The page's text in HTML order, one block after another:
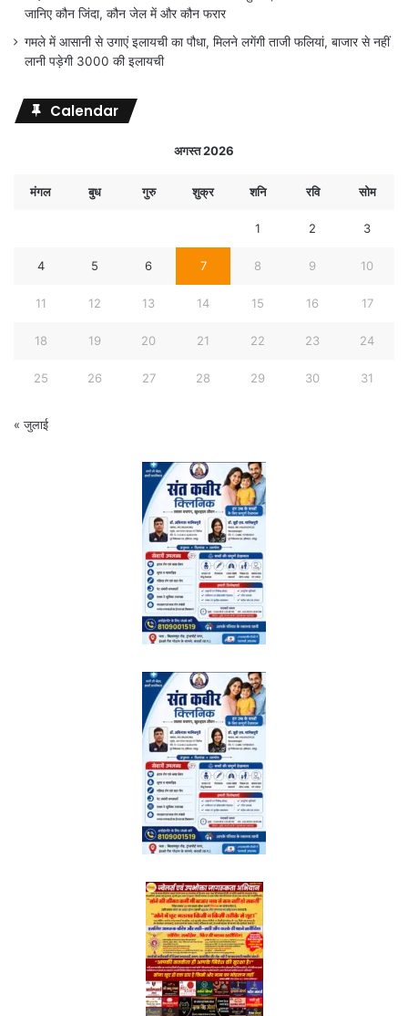
जानिए कौन जिंदा, कौन जेल में और कौन फरार
गमले में आसानी से उगाएं इलायची का पौधा, मिलने लगेंगी ताजी फलियां, बाजार से नहीं
लानी पड़ेगी 3000 की इलायची
Calendar
अगस्त 2026
मंगल बुध गुरु शुक्र शनि रवि सोम
1 2 3
4 5 6 7 8 9 10
11 12 13 14 15 16 17
18 19 20 21 22 23 24
25 26 27 28 29 30 31
« जुलाई